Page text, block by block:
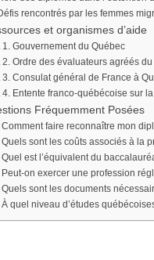
rencontrés par les femmes
et organismes d’aide
1. Gouvernement du Québec
2. Ordre des évaluateurs agréés
3. Consulat général de France à
4. Entente franco-québécoise sur
Fréquemment Posées
Comment faire reconnaître mon
Quels sont les coûts associés à la
Quel est l’équivalent du
Peut-on exercer une profession
Quels sont les documents
À quel niveau d’études